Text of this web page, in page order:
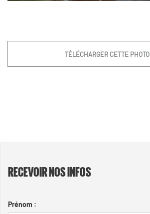
TÉLÉCHARGER CETTE PHOTO
RECEVOIR NOS INFOS
Prénom :